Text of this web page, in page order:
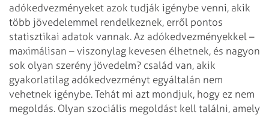
adókedvezményeket azok tudják igénybe venni, akik
több jövedelemmel rendelkeznek, erről pontos
statisztikai adatok vannak. Az adókedvezményekkel –
maximálisan – viszonylag kevesen élhetnek, és nagyon
sok olyan szerény jövedelm? család van, akik
gyakorlatilag adókedvezményt egyáltalán nem
vehetnek igénybe. Tehát mi azt mondjuk, hogy ez nem
megoldás. Olyan szociális megoldást kell találni, amely